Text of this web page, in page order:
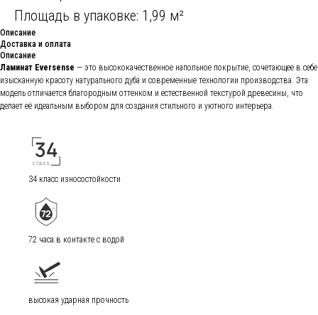
Площадь в упаковке: 1,99 м²
Описание
Доставка и оплата
Описание
Ламинат Eversense — это высококачественное напольное покрытие, сочетающее в себе
изысканную красоту натурального дуба и современные технологии производства. Эта
модель отличается благородным оттенком и естественной текстурой древесины, что
делает её идеальным выбором для создания стильного и уютного интерьера.
34 класс износостойкости
72 часа в контакте с водой
высокая ударная прочность